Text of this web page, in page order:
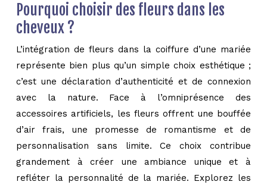
Pourquoi choisir des fleurs dans les
cheveux ?
L’intégration de fleurs dans la coiffure d’une mariée
représente bien plus qu’un simple choix esthétique ;
c’est une déclaration d’authenticité et de connexion
avec la nature. Face à l’omniprésence des
accessoires artificiels, les fleurs offrent une bouffée
d’air frais, une promesse de romantisme et de
personnalisation sans limite. Ce choix contribue
grandement à créer une ambiance unique et à
refléter la personnalité de la mariée. Explorez les